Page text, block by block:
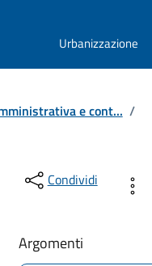
Urbanizzazione
e cont... /
Condividi
Argomenti